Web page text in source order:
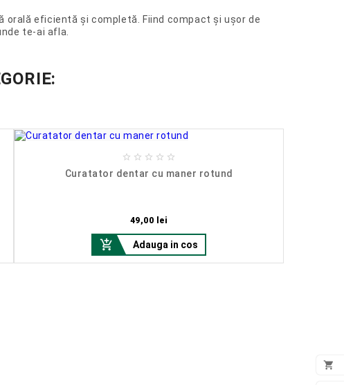

eficientă și completă. Fiind compact și ușor de
te-ai afla.
    
Curatator dentar cu maner rotund
49,00 lei
 Adauga in cos